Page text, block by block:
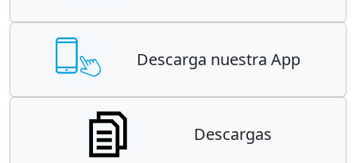
Descarga nuestra App
Descargas